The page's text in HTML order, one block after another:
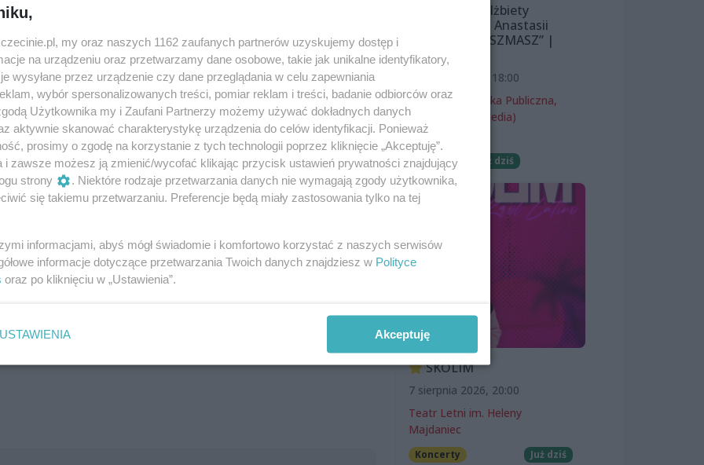
na żywo, w ramach których można
przez szczecińskich artystów.
oraz Marian Mazurek. W gitarowo-wokalnych aranżacjach
hiszpańska i meksykańska oraz przeboje takich
czy Gipsy Kings. Nie zabraknie muzycznych niespodzianek.
hiszpańska i pop w niecodziennym wydaniu.
Wystawa Elżbiety
Śnieżewskiej i Anastasii
Lazarevej „MISZMASZ” |
wernisaż
7 sierpnia 2026, 18:00
Miejska Biblioteka Publiczna,
filia nr 54 (ProMedia)
Wernisaże
Darmowe
Już dziś
SKOLIM
7 sierpnia 2026, 20:00
Teatr Letni im. Heleny
Majdaniec
Koncerty Już dziś
my oraz naszych 1162 zaufanych partnerów uzyskujemy dostęp i
na urządzeniu oraz przetwarzamy dane osobowe, takie jak unikalne identyfikatory,
wysyłane przez urządzenie czy dane przeglądania w celu zapewniania
wybór spersonalizowanych treści, pomiar reklam i treści, badanie odbiorców oraz
Użytkownika my i Zaufani Partnerzy możemy używać dokładnych danych
aktywnie skanować charakterystykę urządzenia do celów identyfikacji. Ponieważ
prosimy o zgodę na korzystanie z tych technologii poprzez kliknięcie „Akceptuję”.
i zawsze możesz ją zmienić/wycofać klikając przycisk ustawień prywatności znajdujący
strony
. Niektóre rodzaje przetwarzania danych nie wymagają zgody użytkownika,
się takiemu przetwarzaniu. Preferencje będą miały zastosowania tylko na tej
informacjami, abyś mógł świadomie i komfortowo korzystać z naszych serwisów
informacje dotyczące przetwarzania Twoich danych znajdziesz w Polityce
oraz po kliknięciu w „Ustawienia”.
USTAWIENIA Akceptuję